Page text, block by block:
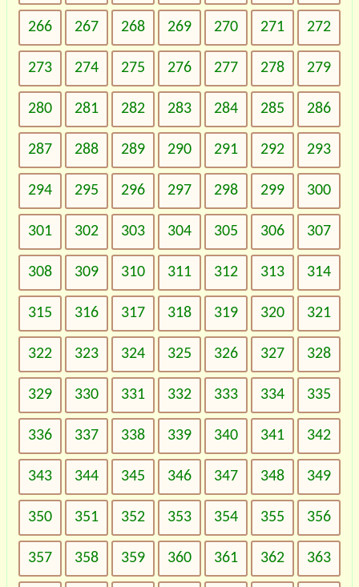
266 267 268 269 270 271 272
273 274 275 276 277 278 279
280 281 282 283 284 285 286
287 288 289 290 291 292 293
294 295 296 297 298 299 300
301 302 303 304 305 306 307
308 309 310 311 312 313 314
315 316 317 318 319 320 321
322 323 324 325 326 327 328
329 330 331 332 333 334 335
336 337 338 339 340 341 342
343 344 345 346 347 348 349
350 351 352 353 354 355 356
357 358 359 360 361 362 363